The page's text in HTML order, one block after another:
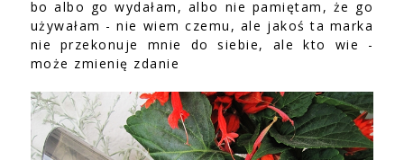
bo albo go wydałam, albo nie pamiętam, że go
używałam - nie wiem czemu, ale jakoś ta marka
nie przekonuje mnie do siebie, ale kto wie -
może zmienię zdanie